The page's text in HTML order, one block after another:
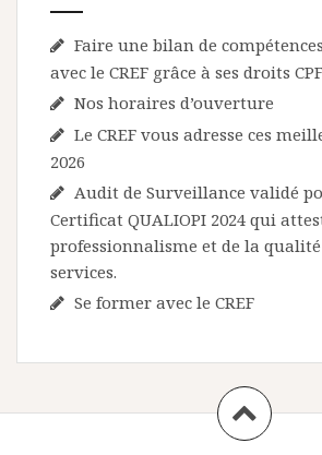
Faire une bilan de
avec le CREF grâce à ses droits CPF
Nos horaires d’ouverture
Le CREF vous adresse ces
2026
Audit de Surveillance validé
Certificat QUALIOPI 2024 qui
professionnalisme et de la qualité
services.
Se former avec le CREF